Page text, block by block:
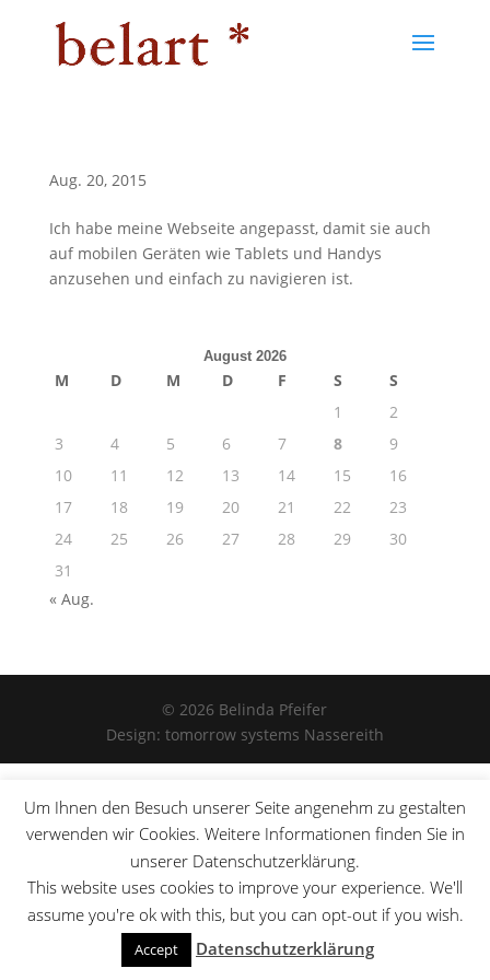
Aug. 20, 2015
Ich habe meine Webseite angepasst, damit sie auch
auf mobilen Geräten wie Tablets und Handys
anzusehen und einfach zu navigieren ist.
August 2026
M D M D F S
S
1
2
3
4 5 6 7 8
9
10
11 12 13 14 15
16
17
18 19 20 21 22
23
24
25 26 27 28 29
30
31
« Aug.
© 2026 Belinda Pfeifer
Design: tomorrow systems Nassereith
Um Ihnen den Besuch unserer Seite angenehm zu gestalten
verwenden wir Cookies. Weitere Informationen finden Sie in
unserer Datenschutzerklärung.
This website uses cookies to improve your experience. We'll
assume you're ok with this, but you can opt-out if you wish.
Accept Datenschutzerklärung